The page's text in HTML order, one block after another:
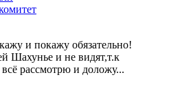
и покажу обязательно!
Шахунье и не видят,т.к
рассмотрю и доложу...